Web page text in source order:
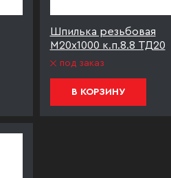
Шпилька резьбовая
М20х1000 к.п.8.8 ТД20
под заказ
В КОРЗИНУ